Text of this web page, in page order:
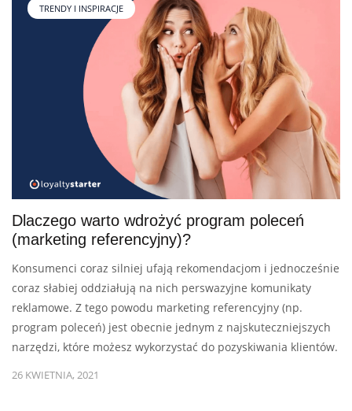
TRENDY I INSPIRACJE
Dlaczego warto wdrożyć program poleceń
(marketing referencyjny)?
Konsumenci coraz silniej ufają rekomendacjom i jednocześnie
coraz słabiej oddziałują na nich perswazyjne komunikaty
reklamowe. Z tego powodu marketing referencyjny (np.
program poleceń) jest obecnie jednym z najskuteczniejszych
narzędzi, które możesz wykorzystać do pozyskiwania klientów.
26 KWIETNIA, 2021